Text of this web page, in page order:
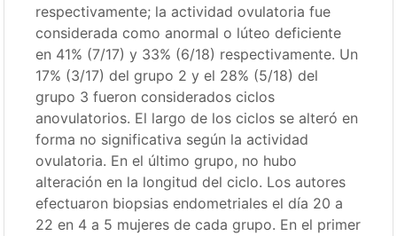
respectivamente; la actividad ovulatoria fue
considerada como anormal o lúteo deficiente
en 41% (7/17) y 33% (6/18) respectivamente. Un
17% (3/17) del grupo 2 y el 28% (5/18) del
grupo 3 fueron considerados ciclos
anovulatorios. El largo de los ciclos se alteró en
forma no significativa según la actividad
ovulatoria. En el último grupo, no hubo
alteración en la longitud del ciclo. Los autores
efectuaron biopsias endometriales el día 20 a
22 en 4 a 5 mujeres de cada grupo. En el primer